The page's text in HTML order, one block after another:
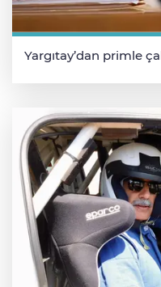
Yargıtay’dan primle